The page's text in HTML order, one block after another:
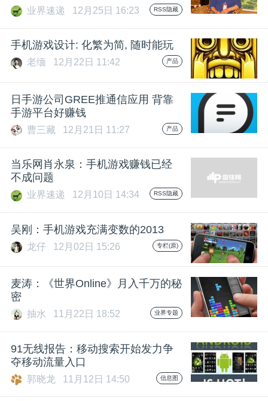
题
爱
机
业界速递 12月25日 16:23 RSS隐藏
手机游戏设计: 化繁为简, 随时能玩
老缅 12月22日 11:42 产品
日手游公司GREE推通信应用 背靠
手游平台好赚钱
曹三藏 12月21日 11:27 产品
当乐网肖永泉：手机游戏赚钱已经
不成问题
业界速递 12月10日 14:34 RSS隐藏
吴刚：手机游戏充满变数的2013
龙仔 12月02日 15:26 专栏(原)
麦涛：《世界Online》月入千万的秘
密
抽水 11月22日 18:52 业界专题
91无线报告：移动搜索开始发力争
夺移动流量入口
郭晓龙 11月12日 14:50 信息图